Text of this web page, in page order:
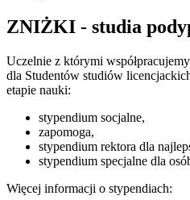
ZNIŻKI - studia
Uczelnie z którymi
dla Studentów studiów
etapie nauki:
stypendium socjalne,
zapomoga,
stypendium rektora dla
stypendium specjalne dla
Więcej informacji o stypendiach: